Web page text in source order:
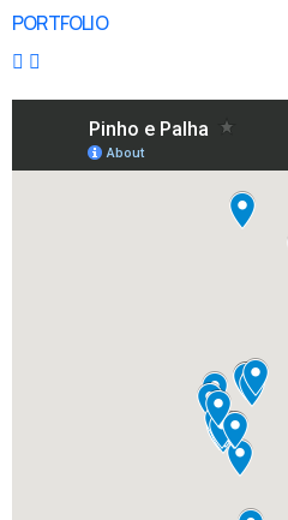
PORTFOLIO